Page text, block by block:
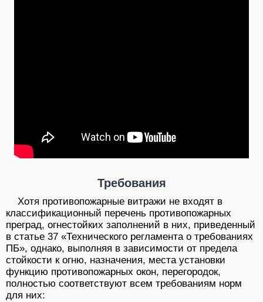
Требования
Хотя противопожарные витражи не входят в
классификационный перечень противопожарных
преград, огнестойких заполнений в них, приведенный
в статье 37 «Технического регламента о требованиях
ПБ», однако, выполняя в зависимости от предела
стойкости к огню, назначения, места установки
функцию противопожарных окон, перегородок,
полностью соответствуют всем требованиям норм
для них: